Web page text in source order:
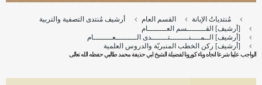
مُنتدياتُ الإبانة القسم العام
أرشيف مُنتدى التصفية والتربية
[أرشيف] القــــــــسم العــــــــام
[أرشيف] الــمــــنــــــــتـــــــدى الـــــــــعــــــــام
[أرشيف] ركن الخطب المنبريّة والدروس العلمية
الواجب علينا شرعا اتجاه وباء كورونا لفضيلة الشيخ ابي حذيفة محمد طالبي حفظه الله تعالى